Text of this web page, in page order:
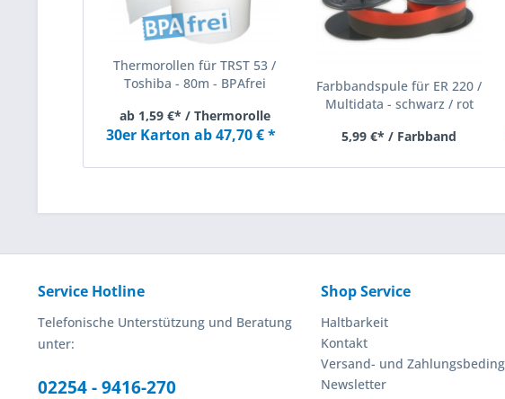
Thermorollen für TRST 53 /
Toshiba - 80m - BPAfrei
ab 1,59 €* / Thermorolle
30er Karton ab 47,70 € *
Farbbandspule für ER 220 /
Multidata - schwarz / rot
5,99 €* / Farbband
Service Hotline
Telefonische Unterstützung und Beratung
unter:
02254 - 9416-270
Shop Service
Haltbarkeit
Kontakt
Versand- und
Newsletter